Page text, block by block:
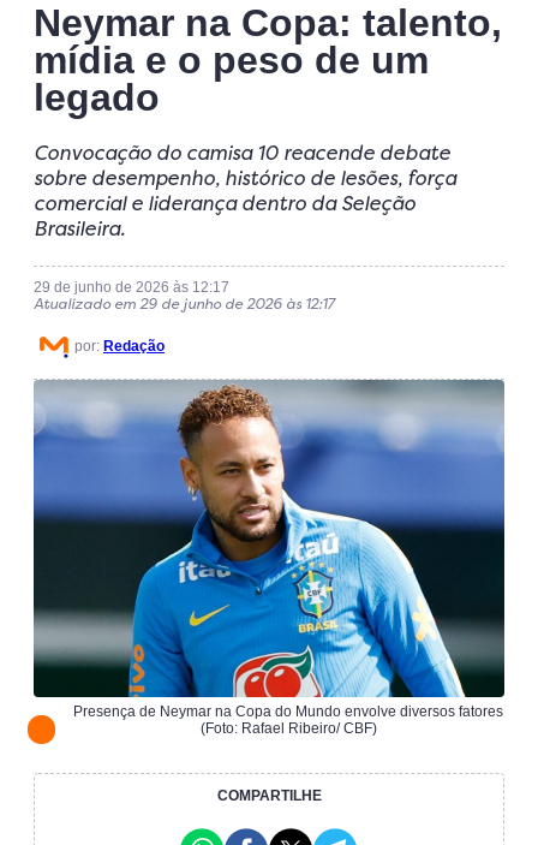
Neymar na Copa: talento,
mídia e o peso de um
legado
Convocação do camisa 10 reacende debate
sobre desempenho, histórico de lesões, força
comercial e liderança dentro da Seleção
Brasileira.
29 de junho de 2026 às 12:17
Atualizado em 29 de junho de 2026 às 12:17
por: Redação
Presença de Neymar na Copa do Mundo envolve diversos fatores
(Foto: Rafael Ribeiro/ CBF)
COMPARTILHE